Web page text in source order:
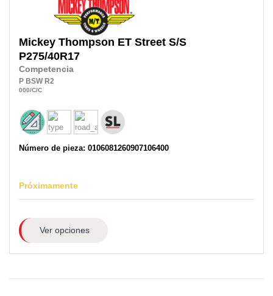
Mickey Thompson ET Street S/S
P275/40R17
Competencia
P BSW R2
000/C/C
Número de pieza: 0106081260907106400
Próximamente
Ver opciones